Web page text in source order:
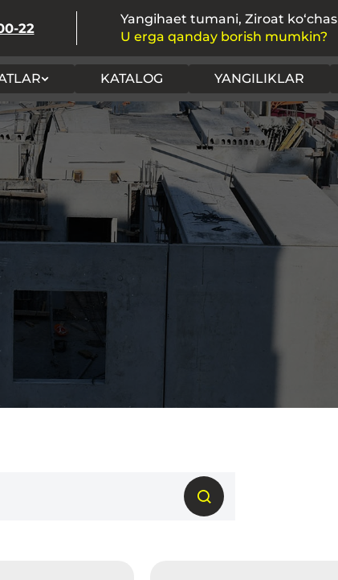
22
Yangihaet tumani, Ziroat
U erga qanday borish mumkin?
KATALOG YANGILIKLAR